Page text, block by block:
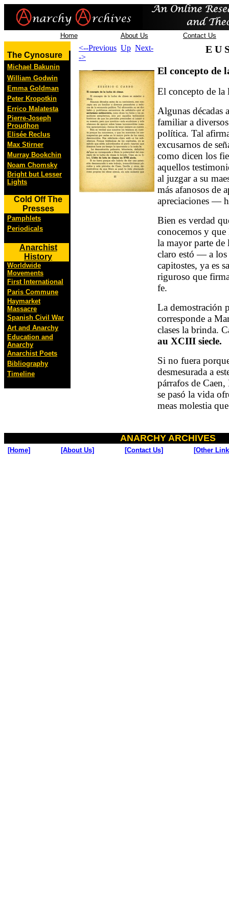
Home About Us Contact Us
The Cynosure
Michael Bakunin
William Godwin
Emma Goldman
Peter Kropotkin
Errico Malatesta
Pierre-Joseph
Proudhon
Elisée Reclus
Max Stirner
Murray Bookchin
Noam Chomsky
Bright but Lesser
Lights
Cold Off The
Presses
Pamphlets
Periodicals
Anarchist
History
Worldwide
Movements
First International
Paris Commune
Haymarket
Massacre
Spanish Civil War
Art and Anarchy
Education and
Anarchy
Anarchist Poets
Bibliography
Timeline
<--Previous Up Next-
->
E U
El concepto de
El concepto de la
Algunas décadas
familiar a
política. Tal
excusarnos de
como dicen los
aquellos
al juzgar a su
más afanosos de
apreciaciones —
Bien es verdad
conocemos y que
la mayor parte
claro estó — a los
capitostes, ya es
riguroso que
fe.
La demostración
corresponde a
clases la brinda.
au XCIII siecle.
Si no fuera
desmesurada a
párrafos de
se pasó la vida
meas molestia que
ANARCHY ARCHIVES
[Home] [About Us] [Contact Us] [Other